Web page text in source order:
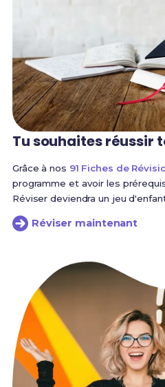
Tu souhaites réussir
Grâce à nos 91 Fiches de
programme et avoir les
Réviser deviendra un jeu
Réviser maintenant